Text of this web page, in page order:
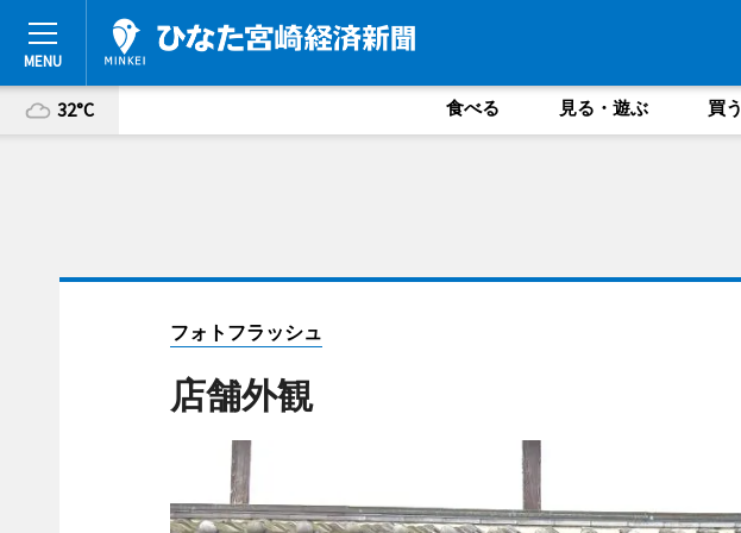
32°C 食べる 見る・遊ぶ 買う
フォトフラッシュ
店舗外観